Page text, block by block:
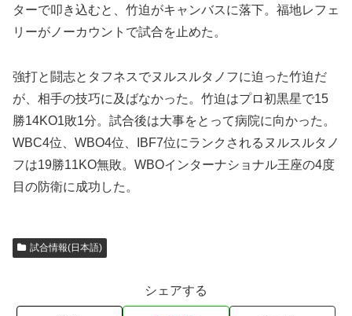
ターで叩き込むと、竹迫がキャンバスに落下。福地レフェ
リーがノーカウントで試合を止めた。
強打と闘志とタフネスでヌルスルタノフに迫った竹迫だ
が、相手の技巧に及ばなかった。竹迫はプロ初黒星で15
勝14KO1敗1分。試合後は大事をとって病院に向かった。
WBC4位、WBO4位、IBF7位にランクされるヌルスルタノ
フは19勝11KO無敗。WBOインターナショナル王座の4度
目の防衛に成功した。
試合情報(日本語)
シェアする